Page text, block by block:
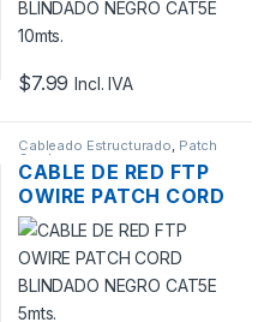
$7.99 Incl. IVA
Cableado Estructurado, Patch
Cord
CABLE DE RED FTP
OWIRE PATCH CORD
BLINDADO NEGRO
CAT5E 5MTS.